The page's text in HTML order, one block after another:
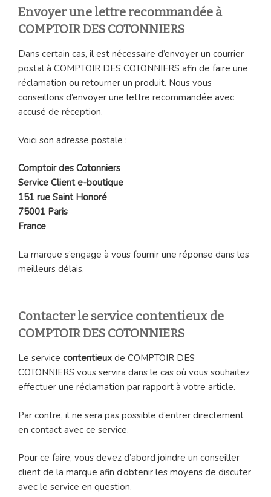
Envoyer une lettre recommandée à
COMPTOIR DES COTONNIERS
Dans certain cas, il est nécessaire d’envoyer un courrier
postal à COMPTOIR DES COTONNIERS afin de faire une
réclamation ou retourner un produit. Nous vous
conseillons d’envoyer une lettre recommandée avec
accusé de réception.
Voici son adresse postale :
Comptoir des Cotonniers
Service Client e-boutique
151 rue Saint Honoré
75001 Paris
France
La marque s’engage à vous fournir une réponse dans les
meilleurs délais.
Contacter le service contentieux de
COMPTOIR DES COTONNIERS
Le service contentieux de COMPTOIR DES
COTONNIERS vous servira dans le cas où vous souhaitez
effectuer une réclamation par rapport à votre article.
Par contre, il ne sera pas possible d’entrer directement
en contact avec ce service.
Pour ce faire, vous devez d’abord joindre un conseiller
client de la marque afin d’obtenir les moyens de discuter
avec le service en question.